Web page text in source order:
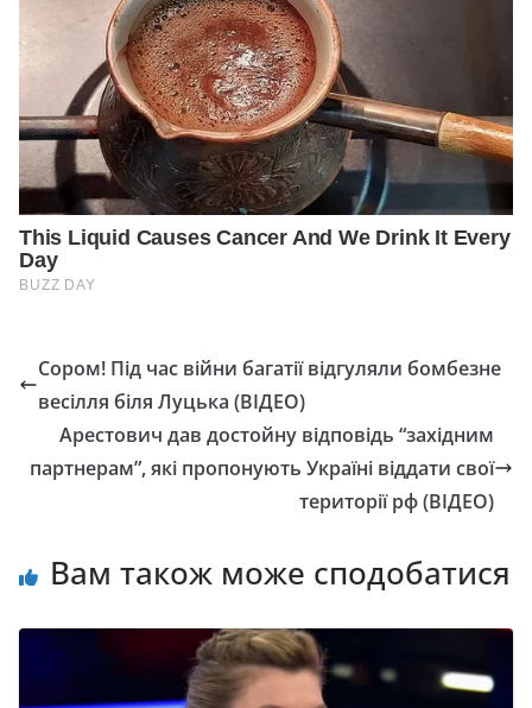
Сором! Під час війни багатії відгуляли бомбезне
весілля біля Луцька (ВІДЕО)
Арестович дав достойну відповідь “західним
партнерам”, які пропонують Україні віддати свої
території рф (ВІДЕО)
Вам також може сподобатися